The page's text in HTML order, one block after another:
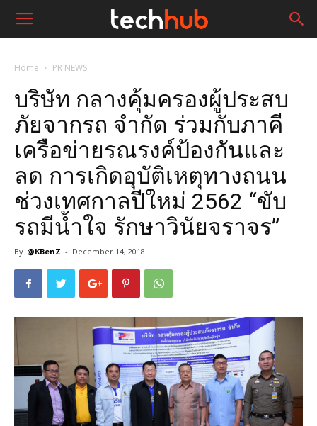
Home PR NEWS
บริษัท กลางคุ้มครองผู้ประสบ
ภัยจากรถ จำกัด ร่วมกับภาคี
เครือข่ายรณรงค์ป้องกันและ
ลด การเกิดอุบัติเหตุทางถนน
ช่วงเทศกาลปีใหม่ 2562 “ขับ
รถมีน้ำใจ รักษาวินัยจราจร”
By @KBenZ - December 14, 2018